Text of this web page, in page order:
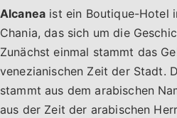
Alcanea ist ein Boutique-Hotel
Chania, das sich um die
Zunächst einmal stammt das
venezianischen Zeit der Stadt.
stammt aus dem arabischen
aus der Zeit der arabischen